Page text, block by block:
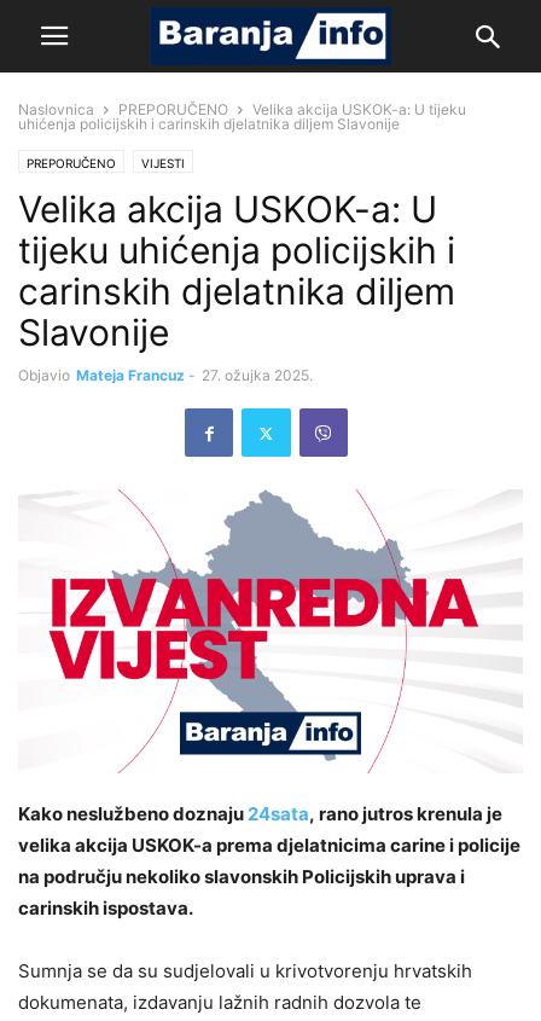
Naslovnica PREPORUČENO
Velika akcija USKOK-a: U tijeku
uhićenja policijskih i carinskih djelatnika diljem Slavonije
PREPORUČENO VIJESTI
Velika akcija USKOK-a: U
tijeku uhićenja policijskih i
carinskih djelatnika diljem
Slavonije
Objavio Mateja Francuz - 27. ožujka 2025.
Kako neslužbeno doznaju 24sata, rano jutros krenula je
velika akcija USKOK-a prema djelatnicima carine i policije
na području nekoliko slavonskih Policijskih uprava i
carinskih ispostava.
Sumnja se da su sudjelovali u krivotvorenju hrvatskih
dokumenata, izdavanju lažnih radnih dozvola te